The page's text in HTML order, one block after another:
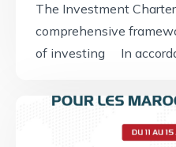
The Investment
comprehensive
of investing In